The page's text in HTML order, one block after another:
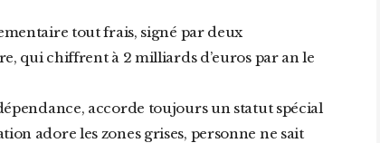
qui chiffrent à 2 milliards d’euros par an le
accorde toujours un statut spécial
adore les zones grises, personne ne sait